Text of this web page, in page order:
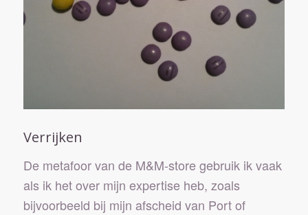
Verrijken
De metafoor van de M&M-store gebruik ik vaak
als ik het over mijn expertise heb, zoals
bijvoorbeeld bij mijn afscheid van Port of